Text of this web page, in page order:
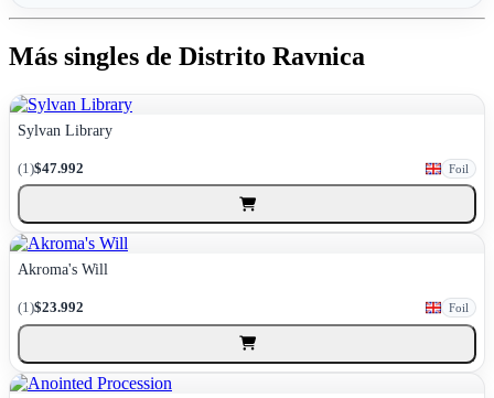
Más singles de Distrito Ravnica
Sylvan Library
(1)$47.992 Foil
Akroma's Will
(1)$23.992 Foil